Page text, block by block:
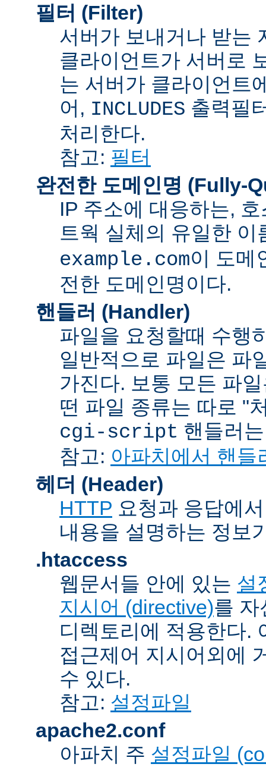
필터 (Filter)
서버가 보내거나 받는
클라이언트가 서버로
는 서버가 클라이언트
어, INCLUDES 출력필
처리한다.
참고: 필터
완전한 도메인명 (Fully-
IP 주소에 대응하는,
트웍 실체의 유일한
example.com이 도메
전한 도메인명이다.
핸들러 (Handler)
파일을 요청할때 수행
일반적으로 파일은 파
가진다. 보통 모든 파
떤 파일 종류는 따로 "
cgi-script 핸들러
참고: 아파치에서 핸들
헤더 (Header)
HTTP 요청과 응답에
내용을 설명하는 정보
.htaccess
웹문서들 안에 있는 설
지시어 (directive)를 자
디렉토리에 적용한다.
접근제어 지시어외에
수 있다.
참고: 설정파일
apache2.conf
아파치 주 설정파일